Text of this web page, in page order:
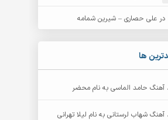
درعلی حصاری – شیرین شمامه
ها
آهنگ حامد الماسی به نام محضر
آهنگ شهاب لرستانی به نام لیلا تهرانی